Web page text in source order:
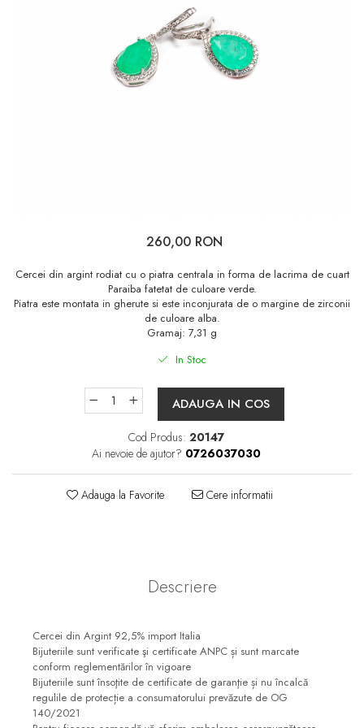
260,00 RON
Cercei din argint rodiat cu o piatra centrala in forma de lacrima de cuart
Paraiba fatetat de culoare verde.
Piatra este montata in gherute si este inconjurata de o margine de zirconii
de culoare alba.
Gramaj: 7,31 g
In Stoc
ADAUGA IN COS
Cod Produs: 20147
Ai nevoie de ajutor? 0726037030
Adauga la Favorite Cere informatii
Descriere
Cercei din Argint 92,5% import Italia
Bijuteriile sunt verificate şi certificate ANPC și sunt marcate
conform reglementărilor în vigoare
Bijuteriile sunt însoţite de certificate de garanţie și nu încalcă
regulile de protecție a consumatorului prevăzute de OG
140/2021